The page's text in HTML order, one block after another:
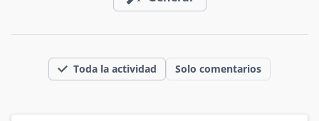
Toda la actividad Solo comentarios